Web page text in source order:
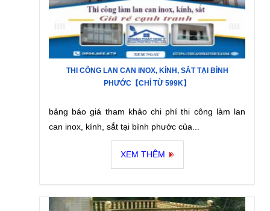
THI CÔNG LAN CAN INOX, KÍNH, SẮT TẠI BÌNH
PHƯỚC【CHỈ TỪ 599K】
bảng báo giá tham khảo chi phí thi công làm lan
can inox, kính, sắt tại bình phước của...
XEM THÊM